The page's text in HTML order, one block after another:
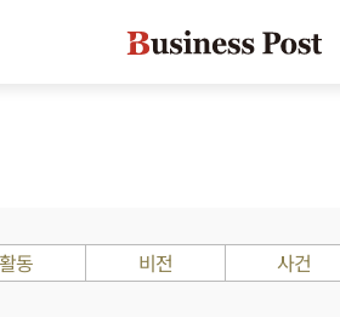
활동 비전 사건